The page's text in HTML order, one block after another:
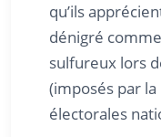
qu’ils
dénigré
sulfureux lors
(imposés par
électorales